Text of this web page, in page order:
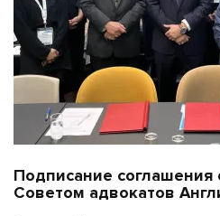
Подписание соглашения
Советом адвокатов